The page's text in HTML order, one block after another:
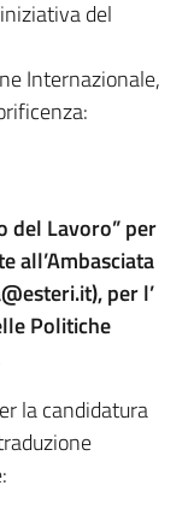
del
Internazionale,
del Lavoro” per
all’Ambasciata
per l’
Politiche
la candidatura